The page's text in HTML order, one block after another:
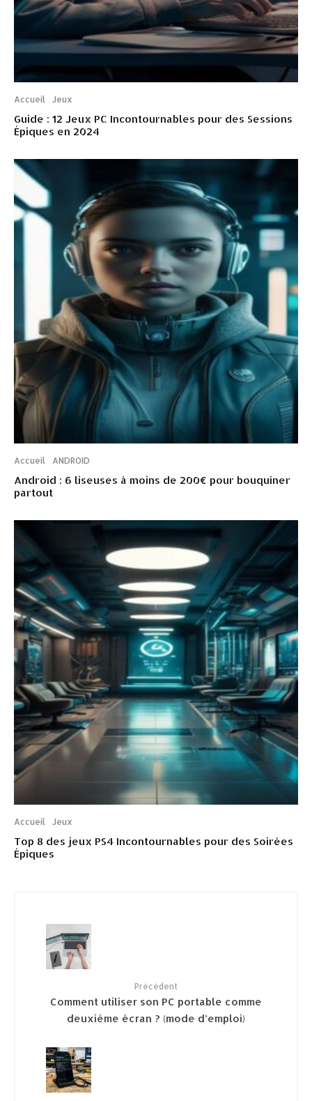
Accueil Jeux
Guide : 12 Jeux PC Incontournables pour des Sessions
Épiques en 2024
Accueil ANDROID
Android : 6 liseuses à moins de 200€ pour bouquiner
partout
Accueil Jeux
Top 8 des jeux PS4 Incontournables pour des Soirées
Épiques
Précédent
Comment utiliser son PC portable comme
deuxième écran ? (mode d’emploi)